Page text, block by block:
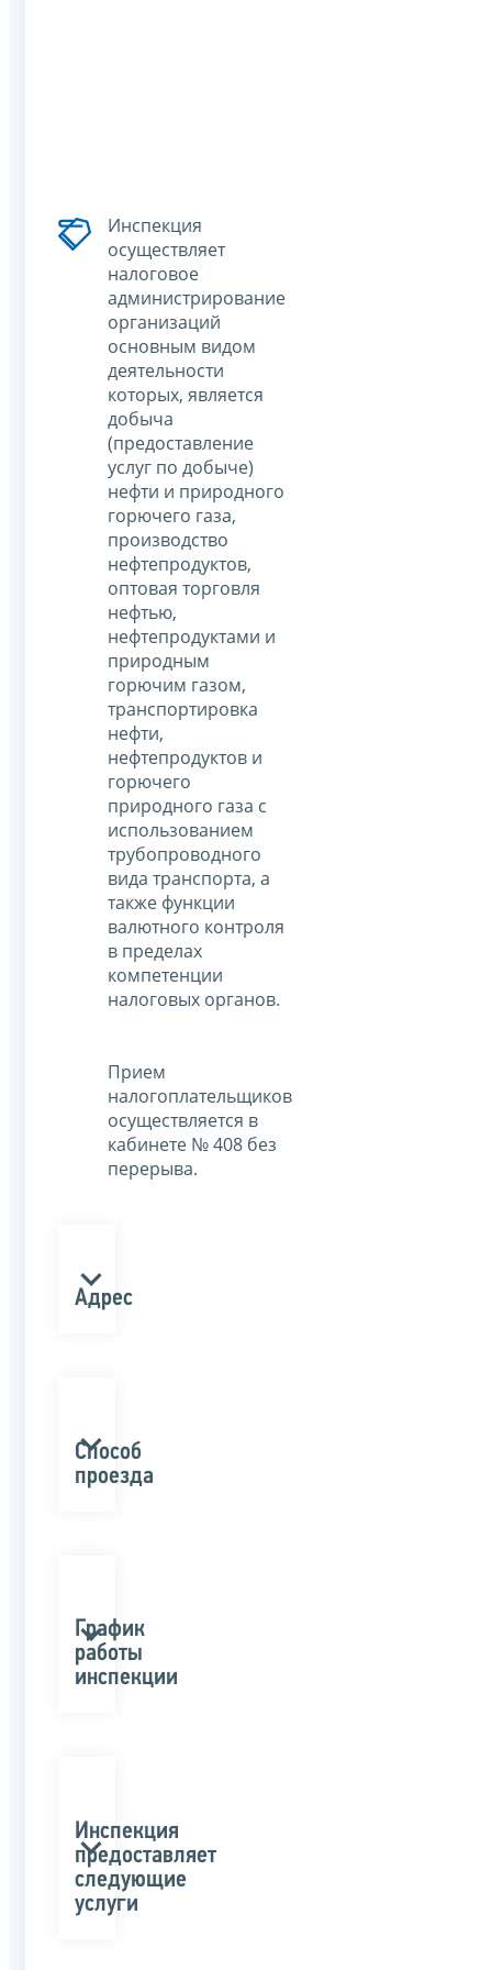
Инспекция
осуществляет
налоговое
администрирование
организаций
основным видом
деятельности
которых, является
добыча
(предоставление
услуг по добыче)
нефти и природного
горючего газа,
производство
нефтепродуктов,
оптовая торговля
нефтью,
нефтепродуктами и
природным
горючим газом,
транспортировка
нефти,
нефтепродуктов и
горючего
природного газа с
использованием
трубопроводного
вида транспорта, а
также функции
валютного контроля
в пределах
компетенции
налоговых органов.
Прием
налогоплательщиков
осуществляется в
кабинете № 408 без
перерыва.
Адрес
Способ
проезда
График
работы
инспекции
Инспекция
предоставляет
следующие
услуги